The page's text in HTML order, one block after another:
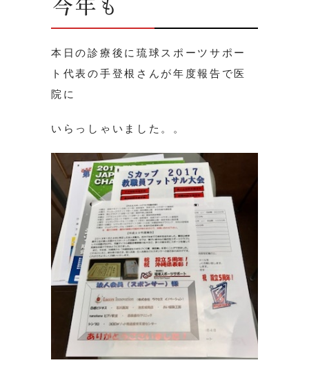
今年も
本日の診療後に琉球スポーツサポー
ト代表の手登根さんが年度報告で医
院に
いらっしゃいました。。